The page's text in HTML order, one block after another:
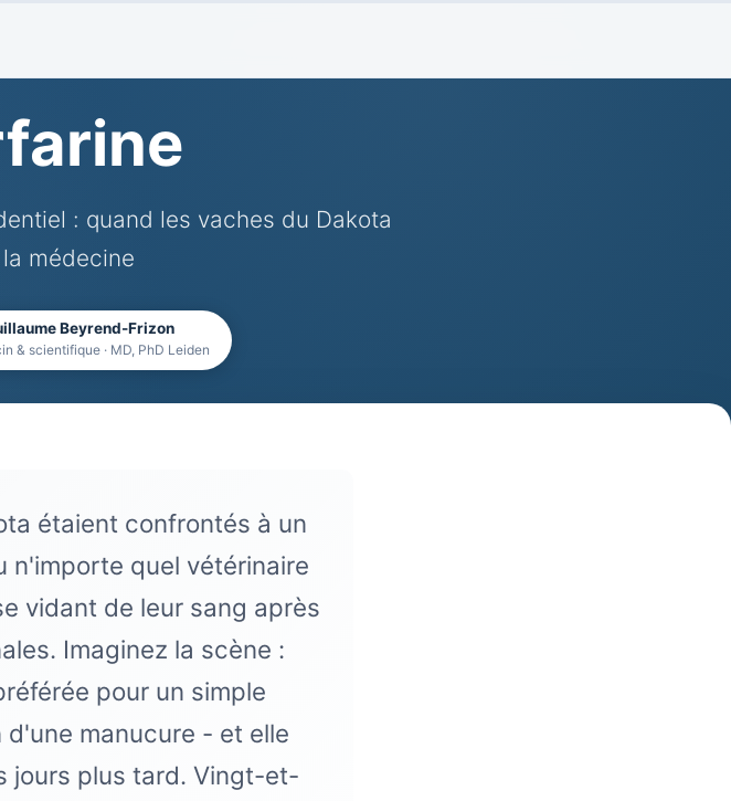
: quand les vaches du Dakota
médecine
Beyrend-Frizon
& scientifique · MD, PhD Leiden
étaient confrontés à un
n'importe quel vétérinaire
vidant de leur sang après
Imaginez la scène :
pour un simple
manucure - et elle
jours plus tard. Vingt-et-